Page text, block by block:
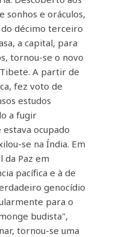
sonhos e oráculos,
décimo terceiro
a capital, para
tornou-se o novo
A partir de
fez voto de
estudos
a fugir
ocupado
se na Índia. Em
da Paz em
pacífica e à de
genocídio
para o
budista",
tornou-se uma